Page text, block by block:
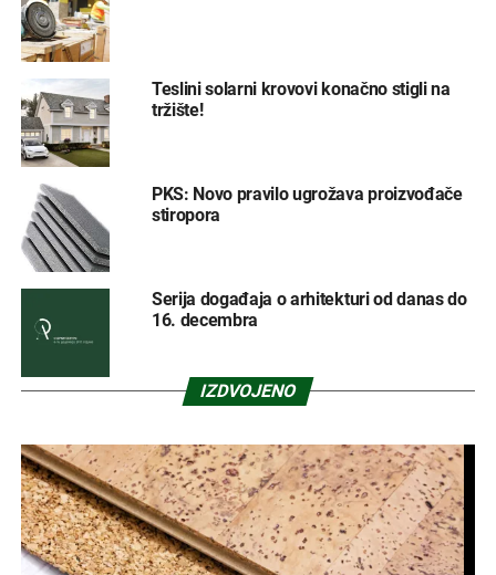
Teslini solarni krovovi konačno stigli na
tržište!
PKS: Novo pravilo ugrožava proizvođače
stiropora
Serija događaja o arhitekturi od danas do
16. decembra
IZDVOJENO